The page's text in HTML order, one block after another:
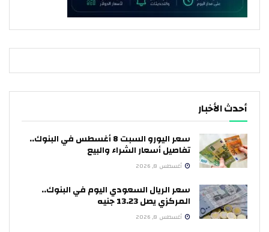
أحدث الأخبار
سعر اليورو السبت 8 أغسطس في البنوك..
تفاصيل أسعار الشراء والبيع
أغسطس 8, 2026
سعر الريال السعودي اليوم في البنوك..
المركزي يصل 13.23 جنيه
أغسطس 8, 2026